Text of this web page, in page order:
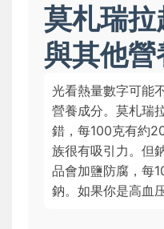
莫札瑞
與其他
光看熱量數字可能
營養成分。莫札瑞
錯，每100克有約
族很有吸引力。但
品會加鹽防腐，每
鈉。如果你是高血